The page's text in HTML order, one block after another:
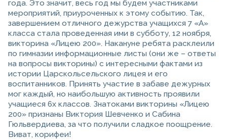
года. Это значит, весь год мы будем участниками
мероприятий, приуроченных к этому событию. Так,
завершением отличного дежурства учащихся 7 «А»
класса стала проведенная ими в субботу, 12 ноября,
викторина «Лицею 200». Накануне ребята расклеили
по гимназии информационные листы (они же – ответы
на вопросы викторины) с интересными фактами из
истории Царскольсельского лицея и его
воспитанников. Принять участие в забаве дежурных
мог каждый, но наибольшую активность проявили
учащиеся 6х классов. Знатоками викторины «Лицею
200» признаны Виктория Шевченко и Сабина
Гюльвердиева, за что получили сладкое поощрение.
Виват, корифеи!